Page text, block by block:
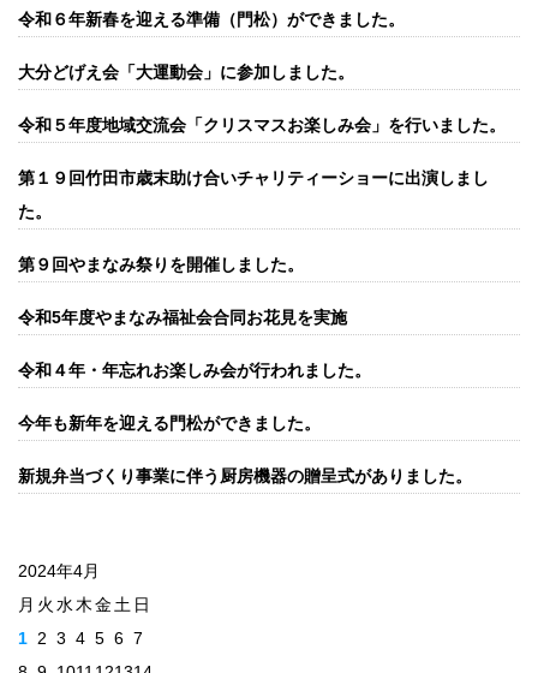
令和６年新春を迎える準備（門松）ができました。
大分どげえ会「大運動会」に参加しました。
令和５年度地域交流会「クリスマスお楽しみ会」を行いました。
第１９回竹田市歳末助け合いチャリティーショーに出演しまし
た。
第９回やまなみ祭りを開催しました。
令和5年度やまなみ福祉会合同お花見を実施
令和４年・年忘れお楽しみ会が行われました。
今年も新年を迎える門松ができました。
新規弁当づくり事業に伴う厨房機器の贈呈式がありました。
2024年4月
月 火 水 木 金 土 日
1 2 3 4 5 6 7